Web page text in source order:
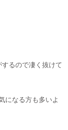
るので凄く抜けて
になる方も多いよ